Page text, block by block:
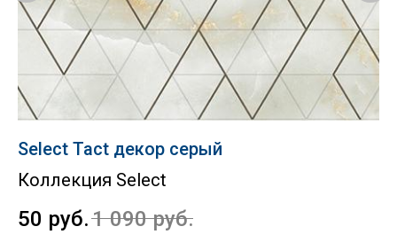
Select Tact декор серый
Коллекция Select
50 руб.1 090 руб.